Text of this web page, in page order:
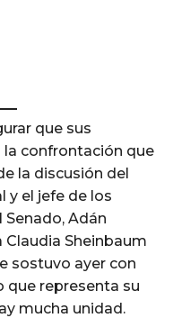
que sus
confrontación que
la discusión del
y el jefe de los
Adán
Sheinbaum
sostuvo ayer con
que representa su
mucha unidad.